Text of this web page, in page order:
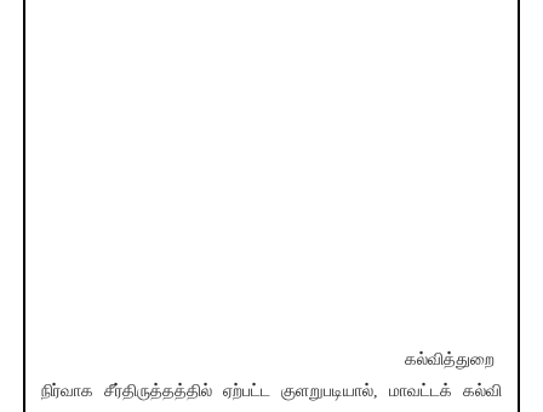
கல்வித்துறை
நிர்வாக சீர்திருத்தத்தில் ஏற்பட்ட குளறுபடியால், மாவட்டக் கல்வி